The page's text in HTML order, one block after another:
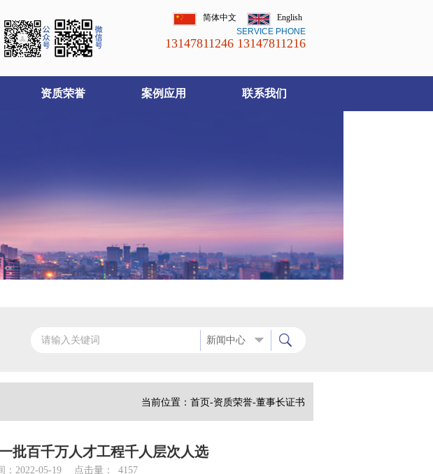
简体中文
English
SERVICE PHONE
13147811246 13147811216
资质荣誉 案例应用 联系我们
工业化生产及材料和产品性能检测的仪器设备。公司技术服务于本地区橡塑产业企业以及东北三
新闻中心
当前位置： 首页-资质荣誉-董事长证书
批百千万人才工程千人层次人选
：2022-05-19 点击量： 4157